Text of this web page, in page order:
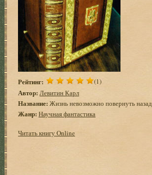
Рейтинг: (1)
Автор: Левитин Карл
Название: Жизнь невозможно повернуть назад
Жанр: Научная фантастика
Читать книгу Online